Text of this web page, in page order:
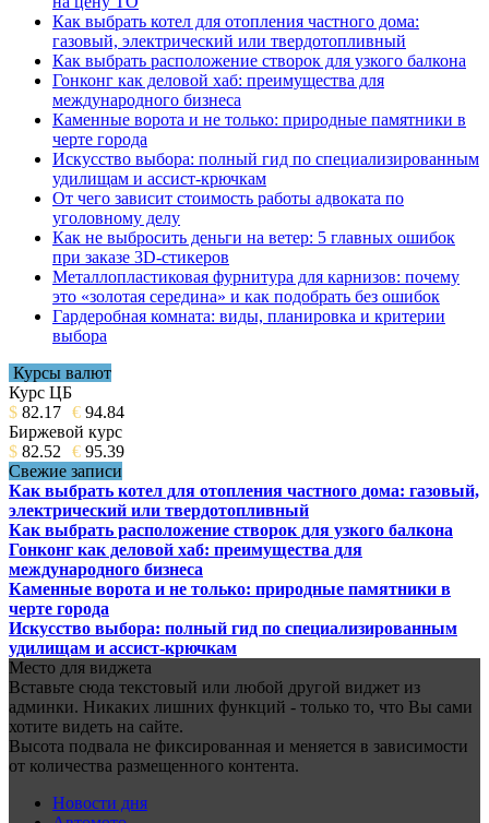
Как выбрать котел для отопления частного дома:
газовый, электрический или твердотопливный
Как выбрать расположение створок для узкого балкона
Гонконг как деловой хаб: преимущества для
международного бизнеса
Каменные ворота и не только: природные памятники в
черте города
Искусство выбора: полный гид по специализированным
удилищам и ассист-крючкам
От чего зависит стоимость работы адвоката по
уголовному делу
Как не выбросить деньги на ветер: 5 главных ошибок
при заказе 3D-стикеров
Металлопластиковая фурнитура для карнизов: почему
это «золотая середина» и как подобрать без ошибок
Гардеробная комната: виды, планировка и критерии
выбора
Курсы валют
Курс ЦБ
$ 82.17 € 94.84
Биржевой курс
$ 82.52 € 95.39
Свежие записи
Как выбрать котел для отопления частного дома: газовый,
электрический или твердотопливный
Как выбрать расположение створок для узкого балкона
Гонконг как деловой хаб: преимущества для
международного бизнеса
Каменные ворота и не только: природные памятники в
черте города
Искусство выбора: полный гид по специализированным
удилищам и ассист-крючкам
Место для виджета
Вставьте сюда текстовый или любой другой виджет из
админки. Никаких лишних функций - только то, что Вы сами
хотите видеть на сайте.
Высота подвала не фиксированная и меняется в зависимости
от количества размещенного контента.
Новости дня